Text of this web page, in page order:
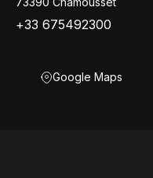
+33 675492300
Google Maps